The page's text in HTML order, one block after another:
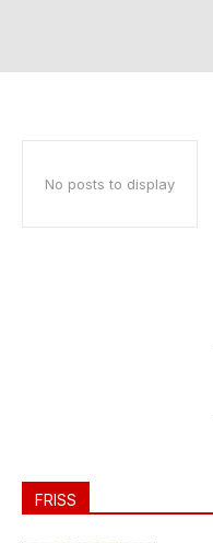
No posts to display
FRISS